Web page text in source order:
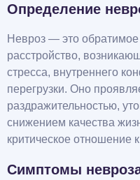
Определение
Невроз — это
расстройство,
стресса, внутреннего
перегрузки. Оно
раздражительностью,
снижением качества
критическое отношение
Симптомы